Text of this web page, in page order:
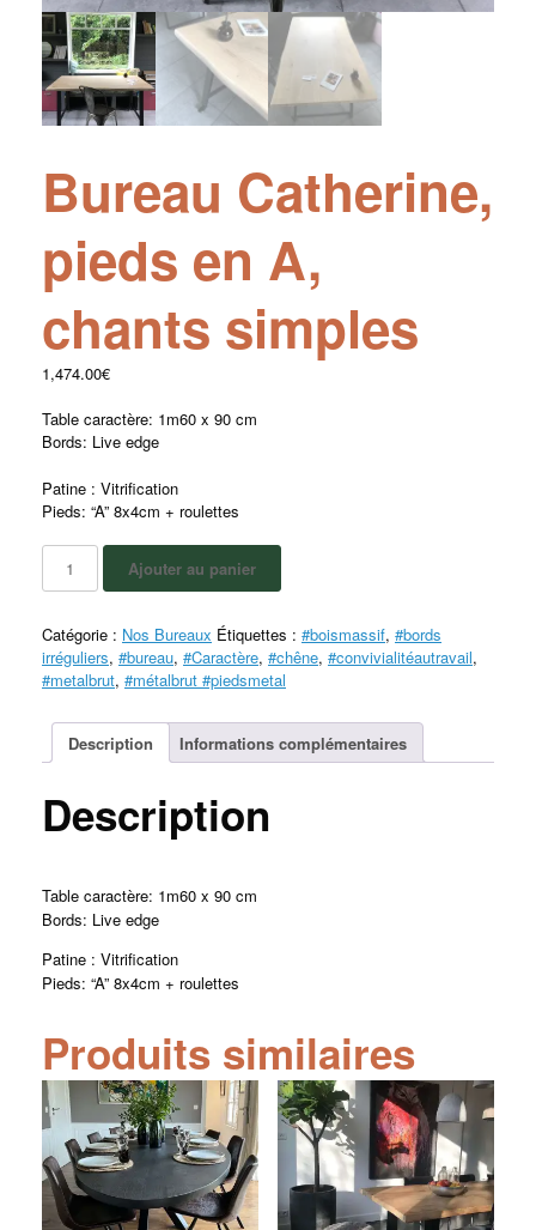
Bureau Catherine,
pieds en A,
chants simples
1,474.00€
Table caractère: 1m60 x 90 cm
Bords: Live edge
Patine : Vitrification
Pieds: “A” 8x4cm + roulettes
Ajouter au panier
Catégorie : Nos Bureaux Étiquettes : #boismassif, #bords
irréguliers, #bureau, #Caractère, #chêne, #convivialitéautravail,
#metalbrut, #métalbrut #piedsmetal
Description Informations complémentaires
Description
Table caractère: 1m60 x 90 cm
Bords: Live edge
Patine : Vitrification
Pieds: “A” 8x4cm + roulettes
Produits similaires